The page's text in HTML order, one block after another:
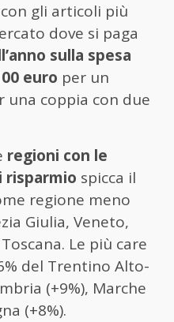
gli articoli più
dove si paga
sulla spesa
euro per un
una coppia con due
regioni con le
risparmio spicca il
regione meno
Giulia, Veneto,
Le più care
del Trentino Alto-
(+9%), Marche
(+8%).